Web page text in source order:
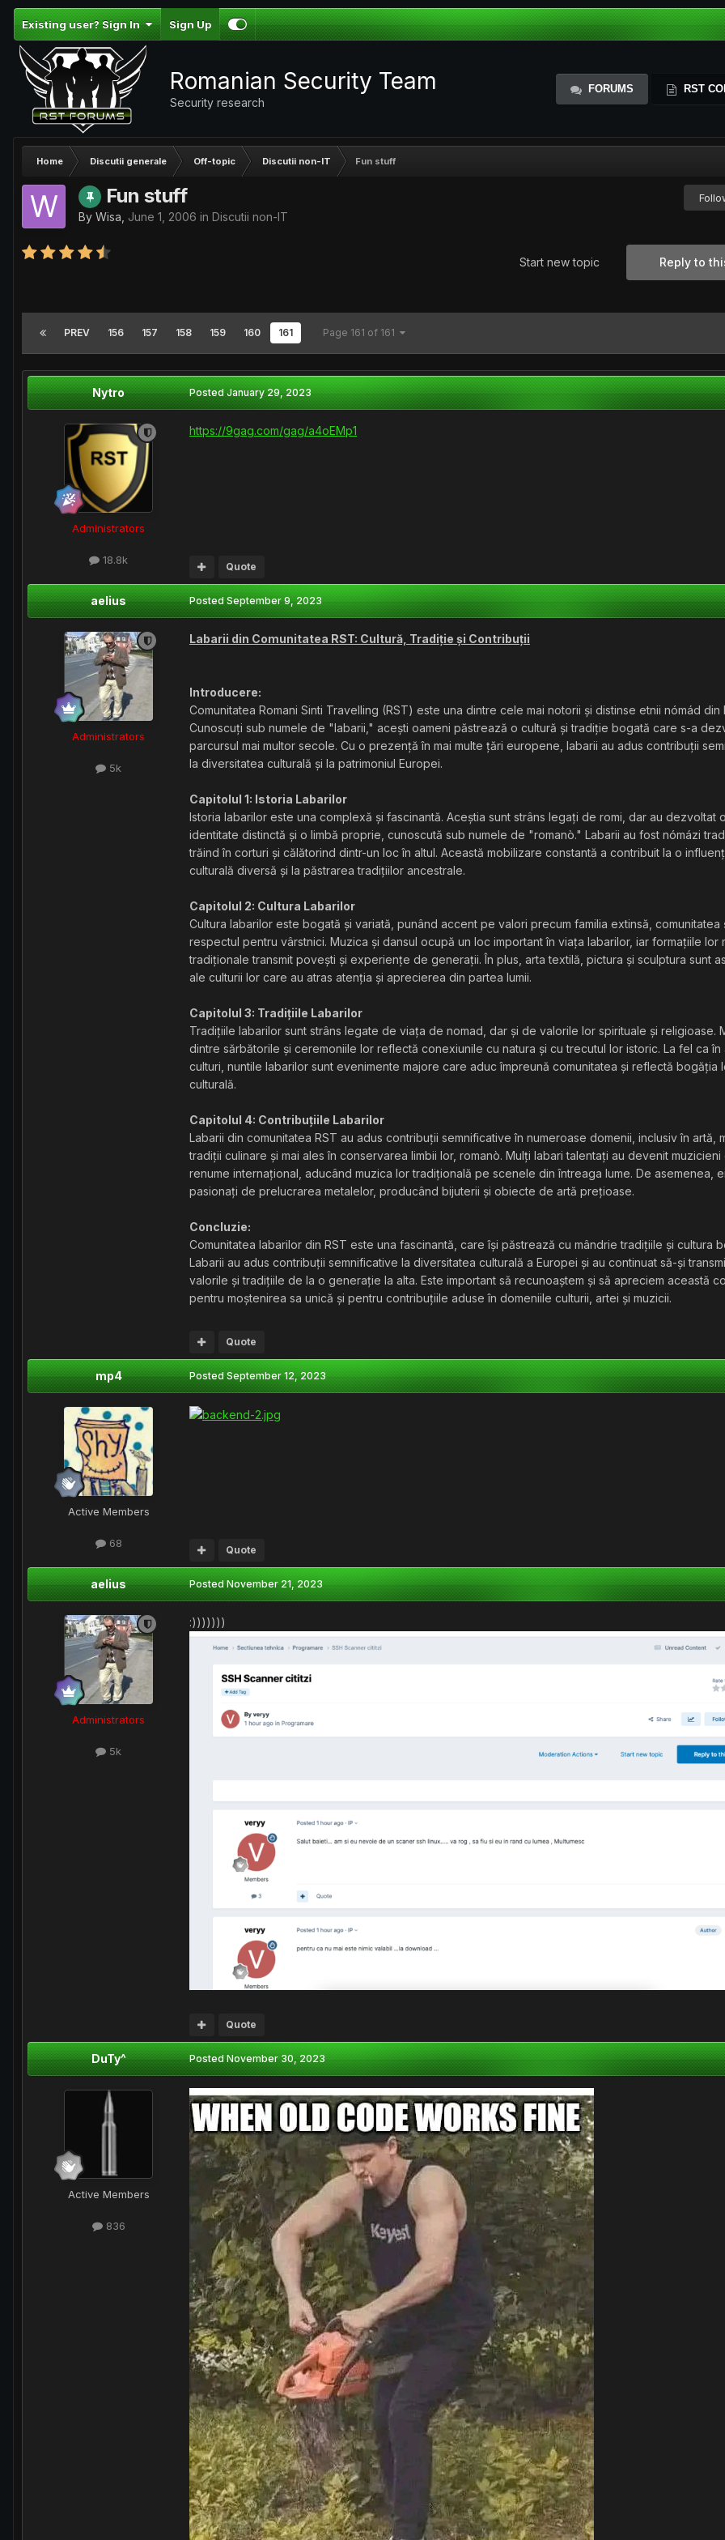
Existing user? Sign In Sign Up
Romanian Security Team
Security research
FORUMS RST
Home Discutii generale Off-topic Discutii non-IT Fun stuff
Fun stuff
By Wisa, June 1, 2006 in Discutii non-IT
Reply to
Start new topic
PREV 156 157 158 159 160 161 Page 161 of 161
Nytro
Administrators
18.8k
PostedJanuary 29, 2023
https://9gag.com/gag/a4oEMp1
Quote
aelius
Administrators
5k
PostedSeptember 9, 2023
Labarii din Comunitatea RST: Cultură, Tradiție și Contribuții
Introducere:
Comunitatea Romani Sinti Travelling (RST) este una dintre cele mai notorii și distinse etnii nómád din
Cunoscuți sub numele de "labarii," acești oameni păstrează o cultură și tradiție bogată care s-a
parcursul mai multor secole. Cu o prezență în mai multe țări europene, labarii au adus contribuții
la diversitatea culturală și la patrimoniul Europei.
Capitolul 1: Istoria Labarilor
Istoria labarilor este una complexă și fascinantă. Aceștia sunt strâns legați de romi, dar au dezvoltat
identitate distinctă și o limbă proprie, cunoscută sub numele de "romanò." Labarii au fost nómázi
trăind în corturi și călătorind dintr-un loc în altul. Această mobilizare constantă a contribuit la o
culturală diversă și la păstrarea tradițiilor ancestrale.
Capitolul 2: Cultura Labarilor
Cultura labarilor este bogată și variată, punând accent pe valori precum familia extinsă, comunitatea
respectul pentru vârstnici. Muzica și dansul ocupă un loc important în viața labarilor, iar formațiile lor
tradiționale transmit povești și experiențe de generații. În plus, arta textilă, pictura și sculptura sunt
ale culturii lor care au atras atenția și aprecierea din partea lumii.
Capitolul 3: Tradițiile Labarilor
Tradițiile labarilor sunt strâns legate de viața de nomad, dar și de valorile lor spirituale și religioase.
dintre sărbătorile și ceremoniile lor reflectă conexiunile cu natura și cu trecutul lor istoric. La fel ca în
culturi, nuntile labarilor sunt evenimente majore care aduc împreună comunitatea și reflectă bogăția
culturală.
Capitolul 4: Contribuțiile Labarilor
Labarii din comunitatea RST au adus contribuții semnificative în numeroase domenii, inclusiv în artă,
tradiții culinare și mai ales în conservarea limbii lor, romanò. Mulți labari talentați au devenit muzicieni
renume internațional, aducând muzica lor tradițională pe scenele din întreaga lume. De asemenea,
pasionați de prelucrarea metalelor, producând bijuterii și obiecte de artă prețioase.
Concluzie:
Comunitatea labarilor din RST este una fascinantă, care își păstrează cu mândrie tradițiile și cultura
Labarii au adus contribuții semnificative la diversitatea culturală a Europei și au continuat să-și
valorile și tradițiile de la o generație la alta. Este important să recunoaștem și să apreciem această
pentru moștenirea sa unică și pentru contribuțiile aduse în domeniile culturii, artei și muzicii.
Quote
mp4
Active Members
68
PostedSeptember 12, 2023
Quote
aelius
Administrators
5k
PostedNovember 21, 2023
:)))))))
Quote
DuTy^
Active Members
836
PostedNovember 30, 2023